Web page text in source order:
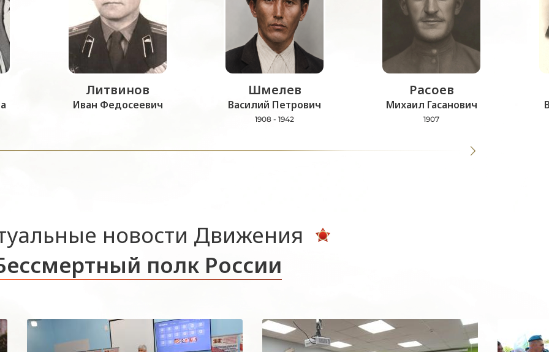
Литвинов
Иван Федосеевич
Шмелев
Василий Петрович
1908 - 1942
Расоев
Михаил Гасанович
1907
новости Движения
полк России